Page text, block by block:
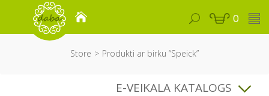
0
Store Produkti ar birku “Speick”
E-VEIKALA KATALOGS